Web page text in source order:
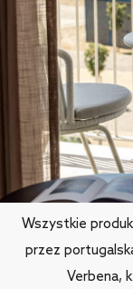
Wszystkie
przez
Verbena,